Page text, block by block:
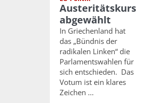
Austeritätskurs
abgewählt
In Griechenland hat
das „Bündnis der
radikalen Linken“ die
Parlamentswahlen für
sich entschieden. Das
Votum ist ein klares
Zeichen ...